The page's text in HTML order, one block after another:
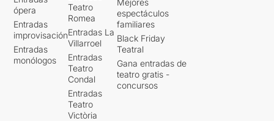
ópera
Entradas
improvisación
Entradas
monólogos
Teatro
Romea
Entradas La
Villarroel
Entradas
Teatro
Condal
Entradas
Teatro
Victòria
espectáculos
familiares
Black Friday
Teatral
Gana entradas de
teatro gratis -
concursos